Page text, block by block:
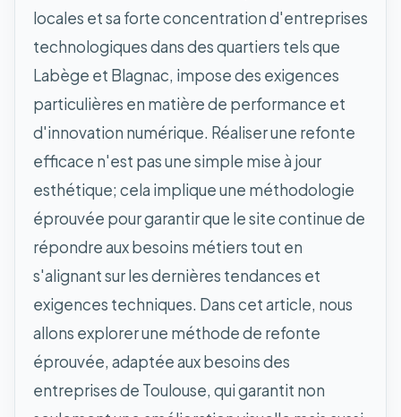
locales et sa forte concentration d'entreprises
technologiques dans des quartiers tels que
Labège et Blagnac, impose des exigences
particulières en matière de performance et
d'innovation numérique. Réaliser une refonte
efficace n'est pas une simple mise à jour
esthétique; cela implique une méthodologie
éprouvée pour garantir que le site continue de
répondre aux besoins métiers tout en
s'alignant sur les dernières tendances et
exigences techniques. Dans cet article, nous
allons explorer une méthode de refonte
éprouvée, adaptée aux besoins des
entreprises de Toulouse, qui garantit non